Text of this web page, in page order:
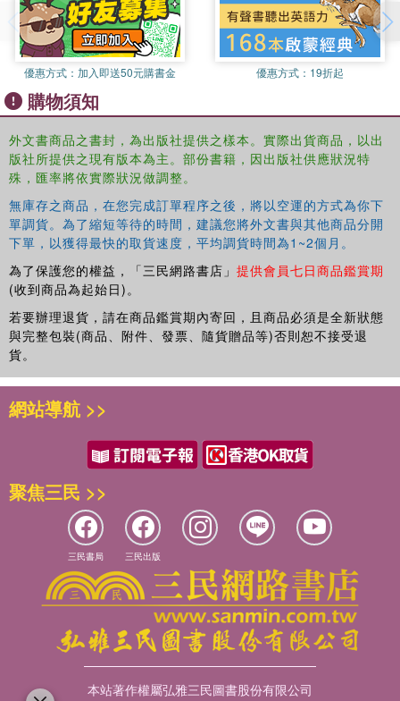
優惠方式： 加入即送50元購書金 優惠方式： 19折起
購物須知
外文書商品之書封，為出版社提供之樣本。實際出貨商品，以出
版社所提供之現有版本為主。部份書籍，因出版社供應狀況特
殊，匯率將依實際狀況做調整。
無庫存之商品，在您完成訂單程序之後，將以空運的方式為你下
單調貨。為了縮短等待的時間，建議您將外文書與其他商品分開
下單，以獲得最快的取貨速度，平均調貨時間為1~2個月。
為了保護您的權益，「三民網路書店」 提供會員七日商品鑑賞期
(收到商品為起始日)。
若要辦理退貨，請在商品鑑賞期內寄回，且商品必須是全新狀態
與完整包裝(商品、附件、發票、隨貨贈品等)否則恕不接受退
貨。
網站導航 >>
聚焦三民 >>
三民書局 三民出版
本站著作權屬弘雅三民圖書股份有限公司